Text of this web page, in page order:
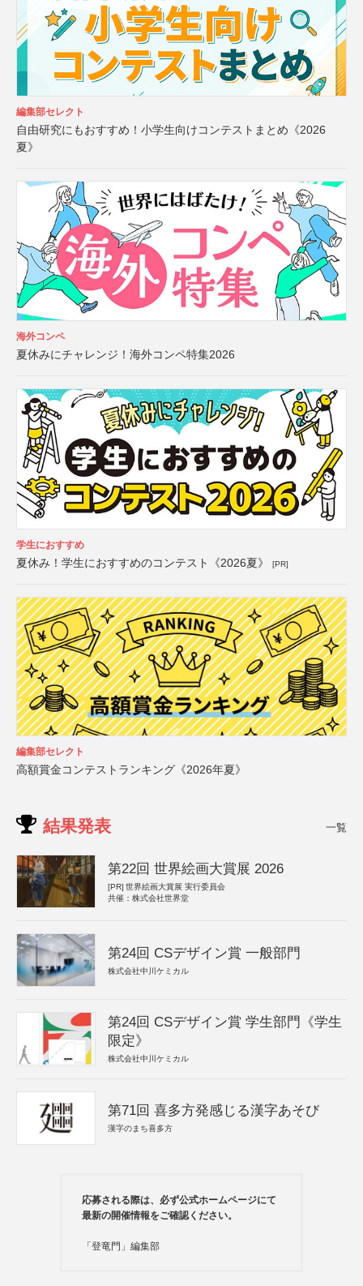
編集部セレクト
自由研究にもおすすめ！小学生向けコンテストまとめ《2026
夏》
海外コンペ
夏休みにチャレンジ！海外コンペ特集2026
学生におすすめ
夏休み！学生におすすめのコンテスト《2026夏》 [PR]
編集部セレクト
高額賞金コンテストランキング《2026年夏》
結果発表 一覧
第22回 世界絵画大賞展 2026
[PR] 世界絵画大賞展 実行委員会
共催：株式会社世界堂
第24回 CSデザイン賞 一般部門
株式会社中川ケミカル
第24回 CSデザイン賞 学生部門《学生
限定》
株式会社中川ケミカル
第71回 喜多方発感じる漢字あそび
漢字のまち喜多方
応募される際は、必ず公式ホームページにて
最新の開催情報をご確認ください。
「登竜門」編集部